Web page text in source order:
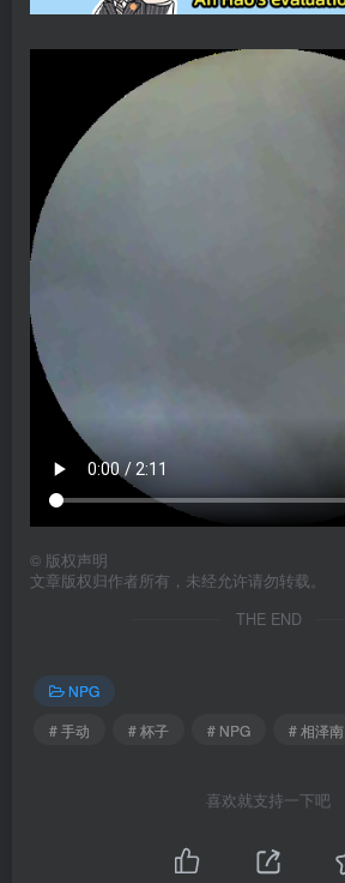
© 版权声明
文章版权归作者所有，未经允许请勿转载。
THE END
NPG
# 手动
# 杯子 # NPG # 相泽南
喜欢就支持一下吧